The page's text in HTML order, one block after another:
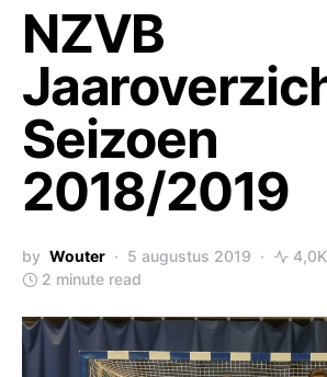
NZVB
Seizoen
2018/2019
by Wouter 5 augustus 2019
2 minute read